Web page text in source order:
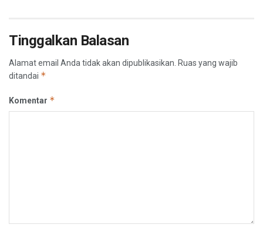
Tinggalkan Balasan
Alamat email Anda tidak akan dipublikasikan. Ruas yang wajib
ditandai *
Komentar *